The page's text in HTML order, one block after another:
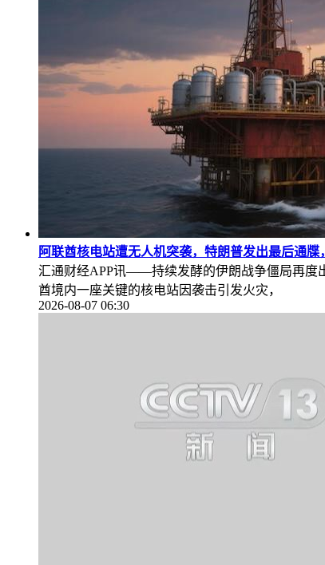
阿联酋核电站遭无人机突袭，特朗普发出最后通
汇通财经APP讯——持续发酵的伊朗战争僵局再度
酋境内一座关键的核电站因袭击引发火灾，
2026-08-07 06:30